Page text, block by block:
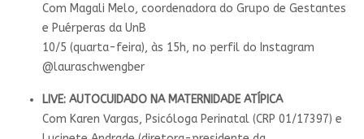
Com Magali Melo, coordenadora do Grupo de Gestantes
e Puérperas da UnB
10/5 (quarta-feira), às 15h, no perfil do Instagram
@lauraschwengber
LIVE: AUTOCUIDADO NA MATERNIDADE ATÍPICA
Com Karen Vargas, Psicóloga Perinatal (CRP 01/17397) e